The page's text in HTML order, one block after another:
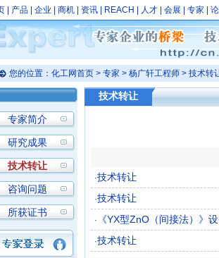
产品 企业 商机 资讯 REACH 人才 会展 专家
您的位置： 化工网首页 > 专家 > 杨广轩工程师 > 技术转
专家简介
研究成果
技术转让
咨询问题
所获证书
技术转让
·技术转让
·技术转让
· 《YX型ZnO（间接法）》
·技术转让